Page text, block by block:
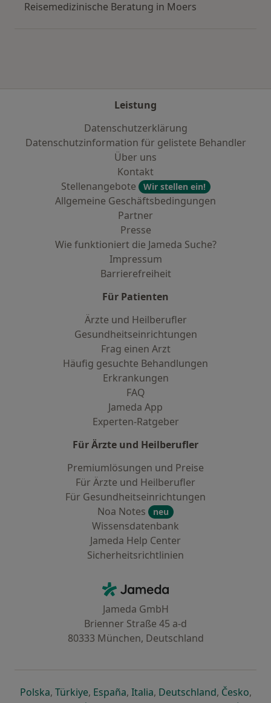
Reisemedizinische Beratung in Moers
Leistung
Datenschutzerklärung
Datenschutzinformation für gelistete Behandler
Über uns
Kontakt
Stellenangebote
Wir stellen ein!
Allgemeine Geschäftsbedingungen
Partner
Presse
Wie funktioniert die Jameda Suche?
Impressum
Barrierefreiheit
Für Patienten
Ärzte und Heilberufler
Gesundheitseinrichtungen
Frag einen Arzt
Häufig gesuchte Behandlungen
Erkrankungen
FAQ
Jameda App
Experten-Ratgeber
Für Ärzte und Heilberufler
Premiumlösungen und Preise
Für Ärzte und Heilberufler
Für Gesundheitseinrichtungen
Noa Notes
neu
Wissensdatenbank
Jameda Help Center
Sicherheitsrichtlinien
Jameda - Startseite
Jameda GmbH
Brienner Straße 45 a-d
80333 München, Deutschland
Polskaöffnet in einer neuen Registerkarte
, Türkiyeöffnet in einer neuen Registerkarte
, Españaöffnet in einer neuen
, Italiaöffnet in einer neuen
, Deutschlandöffnet in
, Česko,